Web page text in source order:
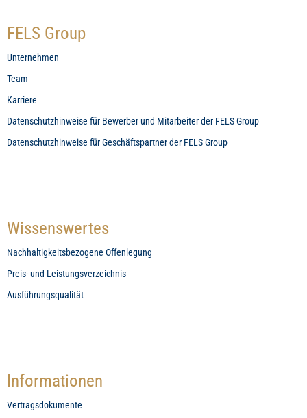
FELS Group
Unternehmen
Team
Karriere
Datenschutzhinweise für Bewerber und Mitarbeiter der FELS Group
Datenschutzhinweise für Geschäftspartner der FELS Group
Wissenswertes
Nachhaltigkeitsbezogene Offenlegung
Preis- und Leistungsverzeichnis
Ausführungsqualität
Informationen
Vertragsdokumente